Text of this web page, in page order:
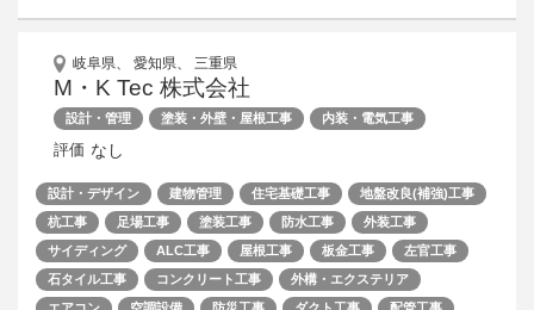
岐阜県、 愛知県、 三重県
M・K Tec 株式会社
設計・管理 塗装・外壁・屋根工事 内装・電気工事
評価 なし
設計・デザイン 建物管理 住宅基礎工事
地盤改良(補強)工事
杭工事
足場工事 塗装工事 防水工事
外装工事
サイディング
ALC工事 屋根工事 板金工事
左官工事
石タイル工事
コンクリート工事
外構・エクステリア